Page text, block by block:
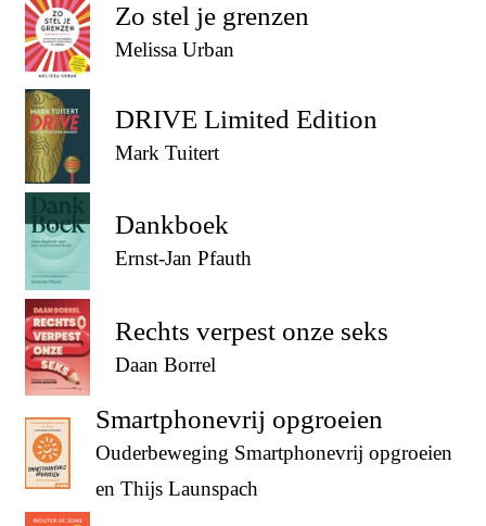
Zo stel je grenzen
Melissa Urban
DRIVE Limited Edition
Mark Tuitert
Dankboek
Ernst-Jan Pfauth
Rechts verpest onze seks
Daan Borrel
Smartphonevrij opgroeien
Ouderbeweging Smartphonevrij opgroeien
en Thijs Launspach